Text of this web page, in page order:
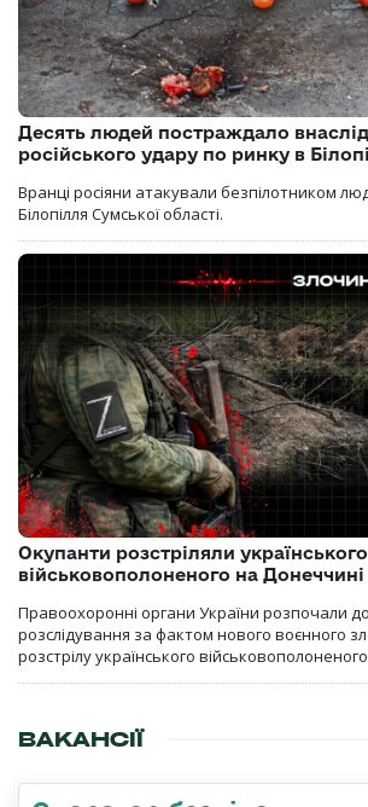
Десять людей постраждало
російського удару по ринку в
Вранці росіяни атакували безпілотником
Білопілля Сумської області.
Окупанти розстріляли українського
військовополоненого на Донеччині
Правоохоронні органи України розпочали
розслідування за фактом нового воєнного
розстрілу українського
ВАКАНСІЇ